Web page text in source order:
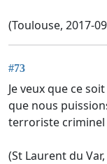
(Toulouse, 2017-
#73
Je veux que ce
que nous
terroriste criminel
(St Laurent du